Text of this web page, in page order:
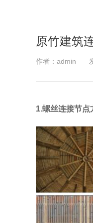
原竹建筑
作者：admin
1.螺丝连接节点